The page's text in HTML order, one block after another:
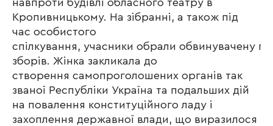
навпроти будівлі обласного театру в
Кропивницькому. На зібранні, а також під
час особистого
спілкування, учасники обрали обвинувачену
зборів. Жінка закликала до
створення самопроголошених органів так
званої Республіки Україна та подальших дій
на повалення конституційного ладу і
захоплення державної влади, що виразилося